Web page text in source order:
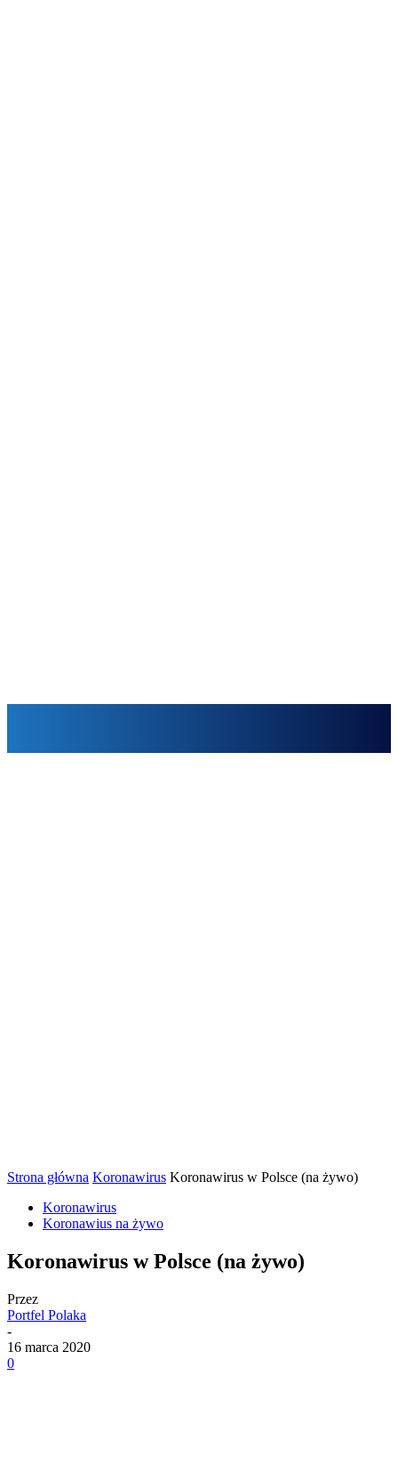
Strona główna Koronawirus Koronawirus w Polsce (na żywo)
Koronawirus
Koronawius na żywo
Koronawirus w Polsce (na żywo)
Przez
Portfel Polaka
-
16 marca 2020
0